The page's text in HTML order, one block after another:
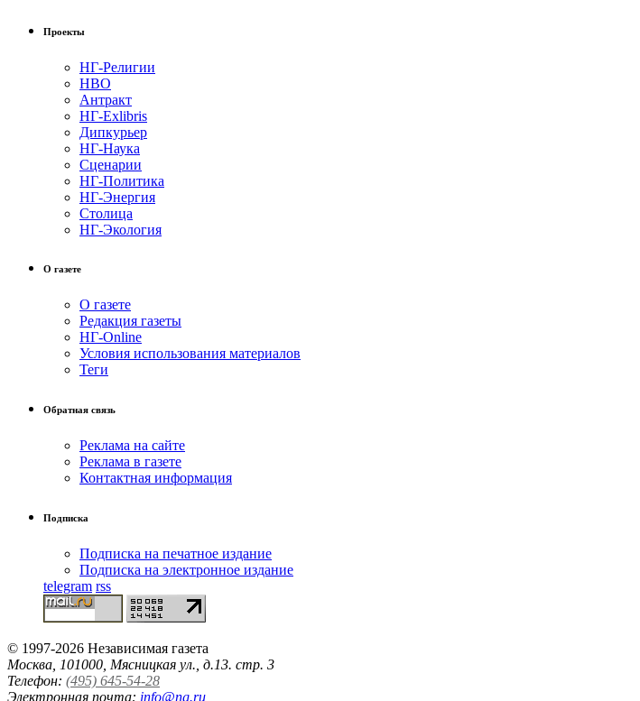
Проекты
НГ-Религии
НВО
Антракт
НГ-Exlibris
Дипкурьер
НГ-Наука
Сценарии
НГ-Политика
НГ-Энергия
Столица
НГ-Экология
О газете
О газете
Редакция газеты
НГ-Online
Условия использования материалов
Теги
Обратная связь
Реклама на сайте
Реклама в газете
Контактная информация
Подписка
Подписка на печатное издание
Подписка на электронное издание
telegram rss
© 1997-2026 Независимая газета
Москва, 101000, Мясницкая ул., д.13. стр. 3
Телефон: (495) 645-54-28
Электронная почта: info@ng.ru